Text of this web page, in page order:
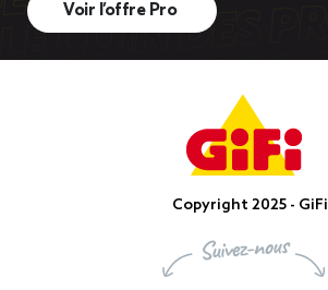
Voir l’offre Pro
Copyright 2025 - GiFi